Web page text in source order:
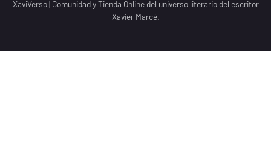
XaviVerso| Comunidad y Tienda Online del universo literario del escritor
Xavier Marcé.